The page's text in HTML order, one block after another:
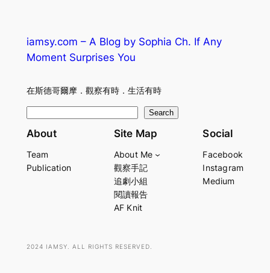
iamsy.com – A Blog by Sophia Ch. If Any
Moment Surprises You
在斯德哥爾摩．觀察有時．生活有時
e
r
Search
About
Team
Publication
Site Map
About Me
觀察手記
追劇小組
閱讀報告
AF Knit
Social
Facebook
Instagram
Medium
2024 IAMSY. ALL RIGHTS RESERVED.